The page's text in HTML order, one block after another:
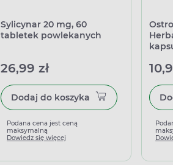
Sylicynar 20 mg, 60
tabletek powlekanych
26,99 zł
Dodaj do koszyka
Podana cena jest ceną
maksymalną
Dowiedz się więcej